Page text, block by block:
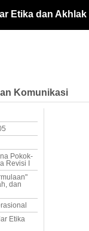
Etika dan Akhlak
Komunikasi
Pokok-
Revisi I
dan
Etika